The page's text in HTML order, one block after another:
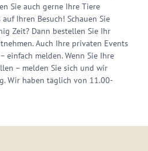
Sie auch gerne Ihre Tiere
Ihren Besuch! Schauen Sie
Zeit? Dann bestellen Sie Ihr
Auch Ihre privaten Events
einfach melden. Wenn Sie Ihre
– melden Sie sich und wir
Wir haben täglich von 11.00-